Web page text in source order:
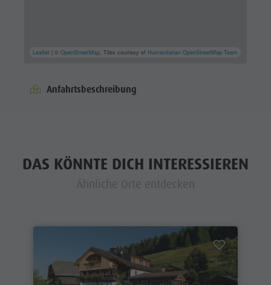
Leaflet | ©OpenStreetMap, Tiles courtesy of Humanitarian OpenStreetMap Team
Anfahrtsbeschreibung
DAS KÖNNTE DICH INTERESSIEREN
Ähnliche Orte entdecken